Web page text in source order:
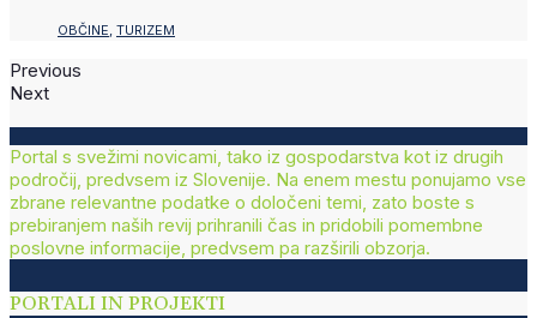
OBČINE, TURIZEM
Previous
Next
Portal s svežimi novicami, tako iz gospodarstva kot iz drugih
področij, predvsem iz Slovenije. Na enem mestu ponujamo vse
zbrane relevantne podatke o določeni temi, zato boste s
prebiranjem naših revij prihranili čas in pridobili pomembne
poslovne informacije, predvsem pa razširili obzorja.
PORTALI IN PROJEKTI